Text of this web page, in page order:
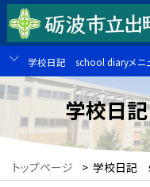
学校日記 school diaryメニ
学校日
トップページ > 学校日記